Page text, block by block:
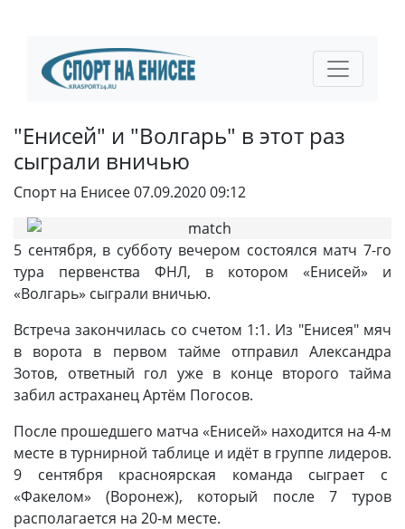
"Енисей" и "Волгарь" в этот раз
сыграли вничью
Спорт на Енисее07.09.2020 09:12
5 сентября, в субботу вечером состоялся матч 7-го
тура первенства ФНЛ, в котором «Енисей» и
«Волгарь» сыграли вничью.
Встреча закончилась со счетом 1:1. Из "Енисея" мяч
в ворота в первом тайме отправил Александра
Зотов, ответный гол уже в конце второго тайма
забил астраханец Артём Погосов.
После прошедшего матча «Енисей» находится на 4-м
месте в турнирной таблице и идёт в группе лидеров.
9 сентября красноярская команда сыграет с
«Факелом» (Воронеж), который после 7 туров
располагается на 20-м месте.